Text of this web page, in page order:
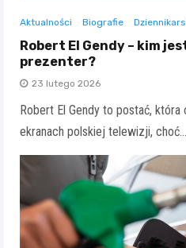
Aktualności Biografie
Robert El Gendy – kim
prezenter?
23 lutego 2026
Robert El Gendy to postać,
ekranach polskiej telewizji, choć…